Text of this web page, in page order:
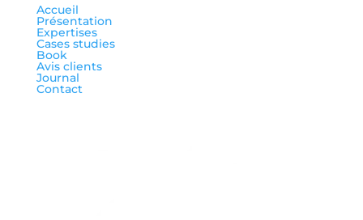
Accueil
Présentation
Expertises
Cases studies
Book
Avis clients
Journal
Contact